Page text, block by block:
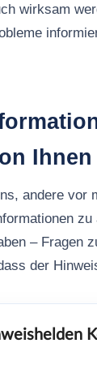
wirksam
andere vor
– Fragen
der